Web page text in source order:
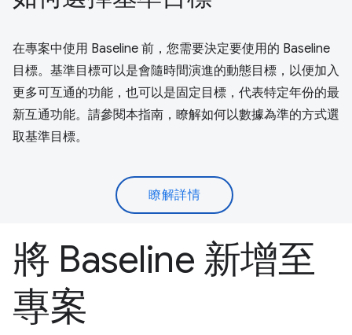
在專案中使用 Baseline 前，您需要決定要使用的 Baseline
目標。基準目標可以是會隨時間演進的動態目標，以便加入
更多可互通的功能，也可以是固定目標，代表特定年份的最
新互通功能。請參閱本指南，瞭解如何以數據為準的方式選
取基準目標。
瞭解詳情
將 Baseline 新增至
專案